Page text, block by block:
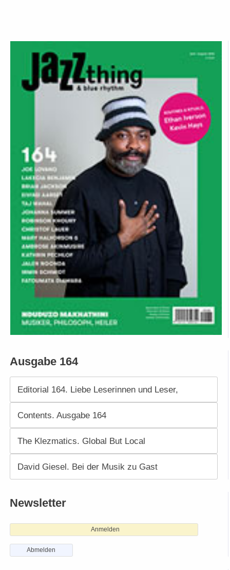
Ausgabe 164
Editorial 164. Liebe Leserinnen und Leser,
Contents. Ausgabe 164
The Klezmatics. Global But Local
David Giesel. Bei der Musik zu Gast
Newsletter
Anmelden
Abmelden